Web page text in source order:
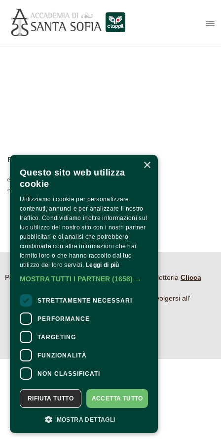
PER INFO E CONTATTI:
Via Francesco Albergamo, 4 - 82100 Benevento
0824.1901208 / +39 371 1318590
CONTATTI
Per informazioni e supporto all'acquisto della biglietteria Clicca
Per informazioni sul programma e l'evento, rivolgersi all'
Dichiarazione di accessibilità
×
Questo sito web utilizza
cookie
Utilizziamo i cookie per personalizzare
contenuti, annunci e per analizzare il nostro
traffico. Condividiamo inoltre informazioni sul
tuo utilizzo del nostro sito con i nostri partner
pubblicitari e di analisi che potrebbero
combinarle con altre informazioni che hai
fornito loro o che hanno raccolto dal tuo
utilizzo dei loro servizi. Leggi di più
MOSTRA TUTTI I PARTNER (1658) →
STRETTAMENTE NECESSARI
PERFORMANCE
TARGETING
FUNZIONALITÀ
NON CLASSIFICATI
ACCETTA TUTTO
RIFIUTA TUTTO
MOSTRA DETTAGLI